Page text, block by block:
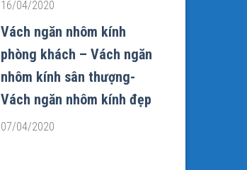
16/04/2020
Vách ngăn nhôm kính
phòng khách – Vách ngăn
nhôm kính sân thượng-
Vách ngăn nhôm kính đẹp
07/04/2020